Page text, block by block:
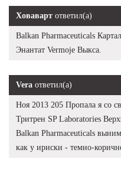
Ховаварт ответил(а)
Balkan Pharmaceuticals
Энантат Vermoje Выкса.
Vera ответил(а)
Ноя 2013 205 Пропала я со
Тритрен SP Laboratories
Balkan Pharmaceuticals
как у ириски - темно-